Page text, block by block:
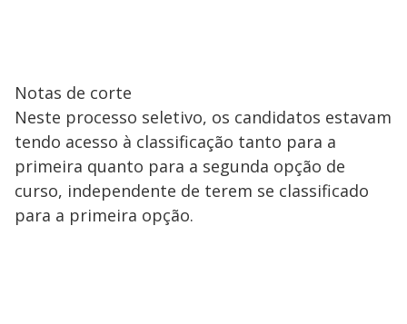
Notas de corte
Neste processo seletivo, os candidatos estavam
tendo acesso à classificação tanto para a
primeira quanto para a segunda opção de
curso, independente de terem se classificado
para a primeira opção.